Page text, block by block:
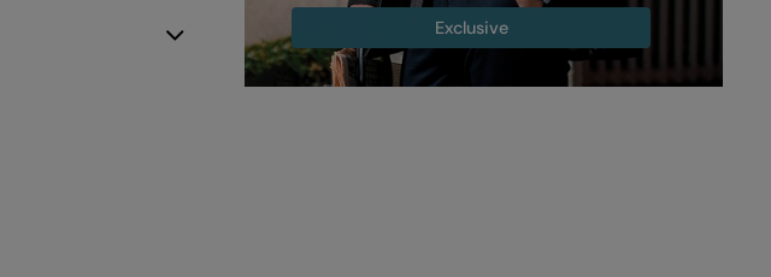
Exclusive
Next